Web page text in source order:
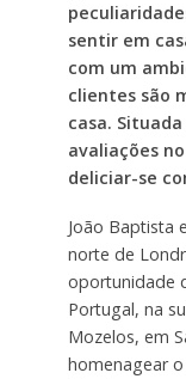
sentir em
com um
clientes são
casa.
avaliações
deliciar-se
João Baptista
norte de
oportunidade
Portugal, na
Mozelos, em
homenagear